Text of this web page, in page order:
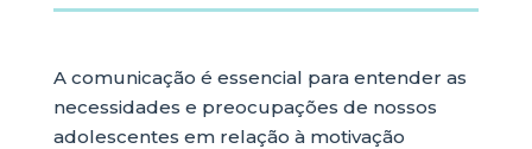
A comunicação é essencial para entender as
necessidades e preocupações de nossos
adolescentes em relação à motivação